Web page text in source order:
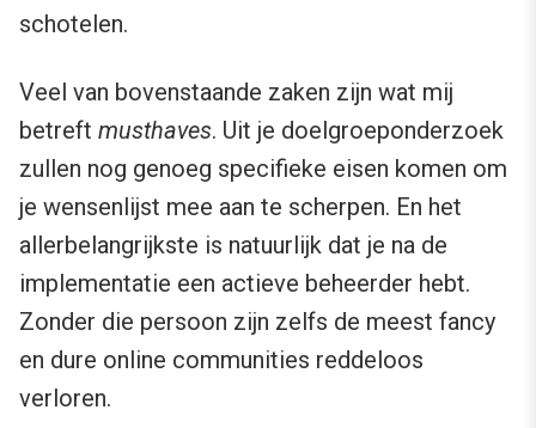
schotelen.
Veel van bovenstaande zaken zijn wat mij
betreft musthaves. Uit je doelgroeponderzoek
zullen nog genoeg specifieke eisen komen om
je wensenlijst mee aan te scherpen. En het
allerbelangrijkste is natuurlijk dat je na de
implementatie een actieve beheerder hebt.
Zonder die persoon zijn zelfs de meest fancy
en dure online communities reddeloos
verloren.